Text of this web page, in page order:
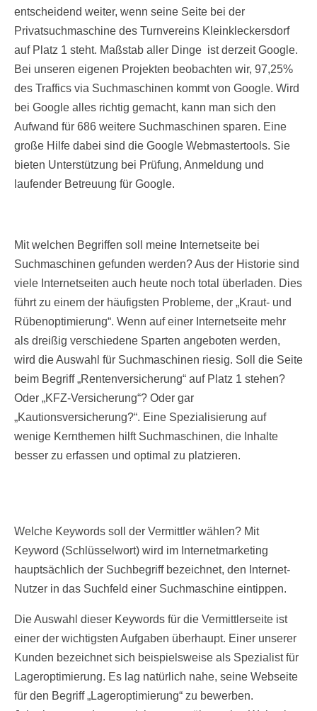
entscheidend weiter, wenn seine Seite bei der
Privatsuchmaschine des Turnvereins Kleinkleckersdorf
auf Platz 1 steht. Maßstab aller Dinge ist derzeit Google.
Bei unseren eigenen Projekten beobachten wir, 97,25%
des Traffics via Suchmaschinen kommt von Google. Wird
bei Google alles richtig gemacht, kann man sich den
Aufwand für 686 weitere Suchmaschinen sparen. Eine
große Hilfe dabei sind die Google Webmastertools. Sie
bieten Unterstützung bei Prüfung, Anmeldung und
laufender Betreuung für Google.
Mit welchen Begriffen soll meine Internetseite bei
Suchmaschinen gefunden werden? Aus der Historie sind
viele Internetseiten auch heute noch total überladen. Dies
führt zu einem der häufigsten Probleme, der „Kraut- und
Rübenoptimierung“. Wenn auf einer Internetseite mehr
als dreißig verschiedene Sparten angeboten werden,
wird die Auswahl für Suchmaschinen riesig. Soll die Seite
beim Begriff „Rentenversicherung“ auf Platz 1 stehen?
Oder „KFZ-Versicherung“? Oder gar
„Kautionsversicherung?“. Eine Spezialisierung auf
wenige Kernthemen hilft Suchmaschinen, die Inhalte
besser zu erfassen und optimal zu platzieren.
Welche Keywords soll der Vermittler wählen? Mit
Keyword (Schlüsselwort) wird im Internetmarketing
hauptsächlich der Suchbegriff bezeichnet, den Internet-
Nutzer in das Suchfeld einer Suchmaschine eintippen.
Die Auswahl dieser Keywords für die Vermittlerseite ist
einer der wichtigsten Aufgaben überhaupt. Einer unserer
Kunden bezeichnet sich beispielsweise als Spezialist für
Lageroptimierung. Es lag natürlich nahe, seine Webseite
für den Begriff „Lageroptimierung“ zu bewerben.